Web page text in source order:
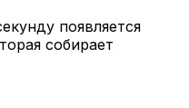
появляется
собирает